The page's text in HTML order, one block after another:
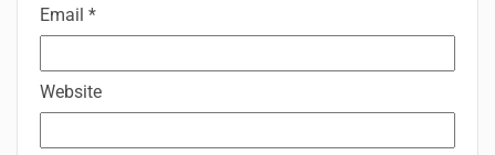
Email *
Website